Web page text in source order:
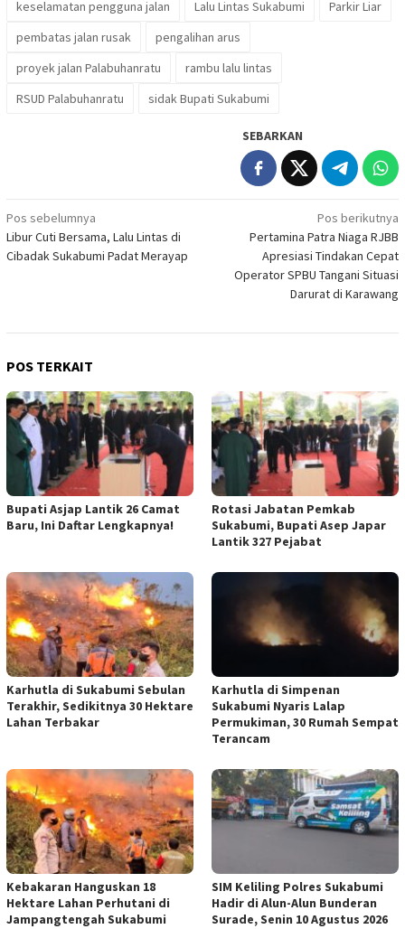
keselamatan pengguna jalan Lalu Lintas Sukabumi
Parkir Liar
pembatas jalan rusak
pengalihan arus
proyek jalan Palabuhanratu
rambu lalu lintas
RSUD Palabuhanratu
sidak Bupati Sukabumi
SEBARKAN
Navigasi
pos
Pos sebelumnya
Libur Cuti Bersama, Lalu Lintas di
Cibadak Sukabumi Padat Merayap
Pos berikutnya
Pertamina Patra Niaga RJBB
Apresiasi Tindakan Cepat
Operator SPBU Tangani Situasi
Darurat di Karawang
POS TERKAIT
Bupati Asjap Lantik 26 Camat
Baru, Ini Daftar Lengkapnya!
Rotasi Jabatan Pemkab
Sukabumi, Bupati Asep Japar
Lantik 327 Pejabat
Karhutla di Sukabumi Sebulan
Terakhir, Sedikitnya 30 Hektare
Lahan Terbakar
Karhutla di Simpenan
Sukabumi Nyaris Lalap
Permukiman, 30 Rumah Sempat
Terancam
Kebakaran Hanguskan 18
Hektare Lahan Perhutani di
Jampangtengah Sukabumi
SIM Keliling Polres Sukabumi
Hadir di Alun-Alun Bunderan
Surade, Senin 10 Agustus 2026